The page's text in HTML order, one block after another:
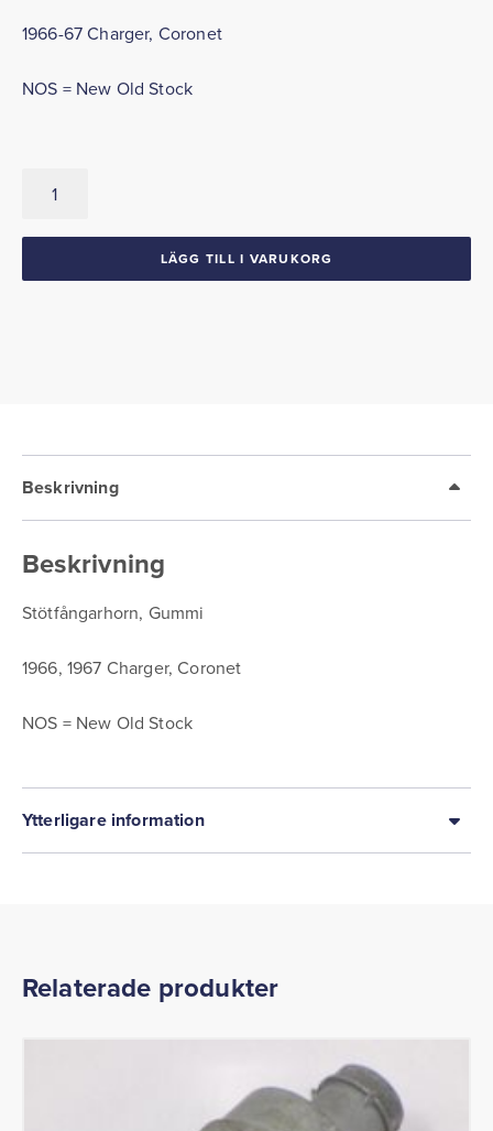
1966-67 Charger, Coronet
NOS = New Old Stock
Gummi
LÄGG TILL I VARUKORG
Beskrivning
Beskrivning
Stötfångarhorn, Gummi
1966, 1967 Charger, Coronet
NOS = New Old Stock
Ytterligare information
Relaterade produkter